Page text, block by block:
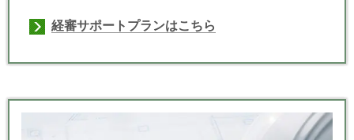
経審サポートプランはこちら